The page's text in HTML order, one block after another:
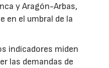
y Aragón-Arbas,
en el umbral de la
indicadores miden
las demandas de